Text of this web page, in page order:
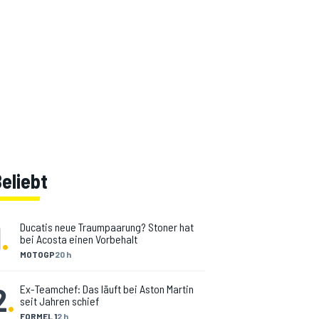
. MOTOGP20 h
Ducatis neue Traumpaarung? Stoner hat
bei Acosta einen Vorbehalt
. FORMEL 12 h
Ex-Teamchef: Das läuft bei Aston Martin
seit Jahren schief